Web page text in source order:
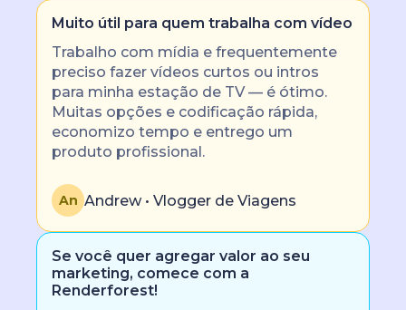
Muito útil para quem trabalha com vídeo
Trabalho com mídia e frequentemente
preciso fazer vídeos curtos ou intros
para minha estação de TV — é ótimo.
Muitas opções e codificação rápida,
economizo tempo e entrego um
produto profissional.
An Andrew • Vlogger de Viagens
Se você quer agregar valor ao seu
marketing, comece com a
Renderforest!